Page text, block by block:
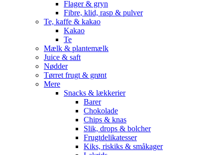
Flager & gryn
Fibre, klid, rasp & pulver
Te, kaffe & kakao
Kakao
Te
Mælk & plantemælk
Juice & saft
Nødder
Tørret frugt & grønt
Mere
Snacks & lækkerier
Barer
Chokolade
Chips & knas
Slik, drops & bolcher
Frugtdelikatesser
Kiks, riskiks & småkager